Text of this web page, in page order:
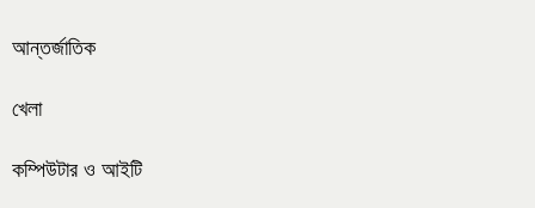
আন্তর্জাতিক
খেলা
কম্পিউটার ও আইটি